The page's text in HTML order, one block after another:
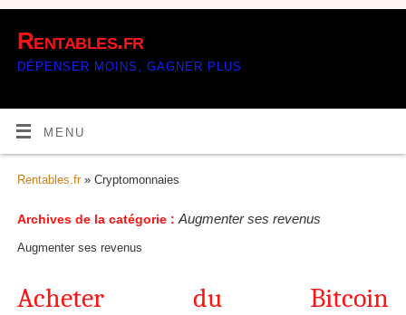
Rentables.fr
DÉPENSER MOINS, GAGNER PLUS
MENU
Rentables.fr» Cryptomonnaies
Archives de la catégorie : Augmenter ses revenus
Augmenter ses revenus
Acheter du Bitcoin